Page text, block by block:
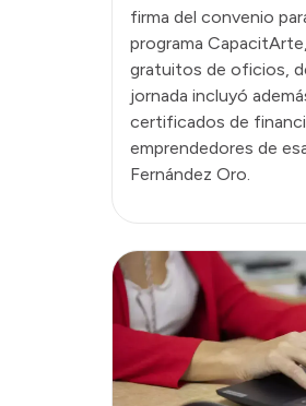
firma del convenio
programa
gratuitos de oficios,
jornada incluyó
certificados de
emprendedores de
Fernández Oro.